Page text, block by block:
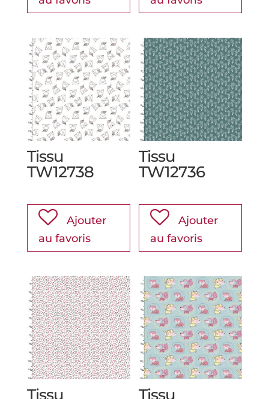
Tissu
TW12738
Ajouter
au favoris
Tissu
TW12736
Ajouter
au favoris
Tissu
Tissu